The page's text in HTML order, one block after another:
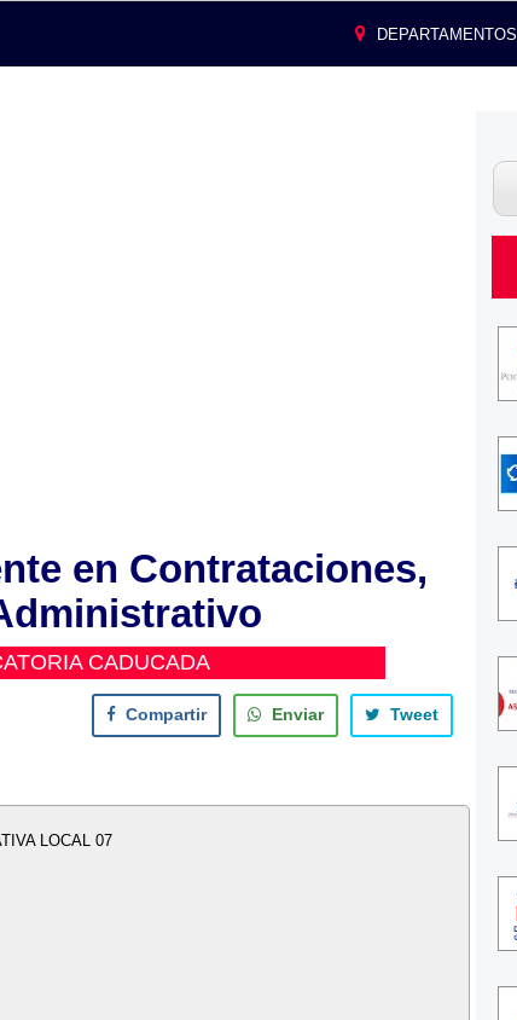
DEPARTAMENTOS
en Contrataciones,
CADUCADA
Compartir Enviar Tweet
LOCAL 07